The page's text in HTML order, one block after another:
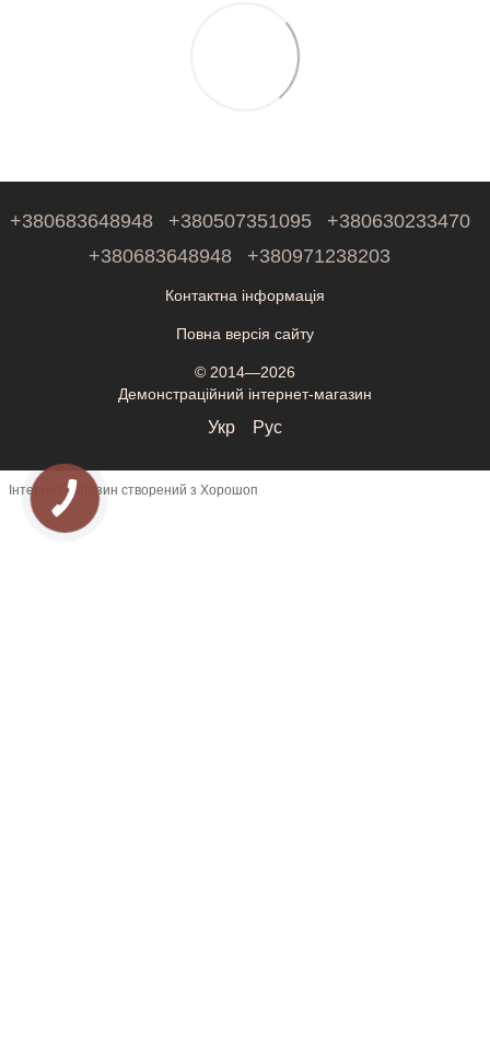
+380683648948 +380507351095
+380630233470
+380683648948
+380971238203
Контактна інформація
Повна версія сайту
© 2014—2026
Демонстраційний інтернет-магазин
Укр Рус
Інтернет-магазин створений з Хорошоп